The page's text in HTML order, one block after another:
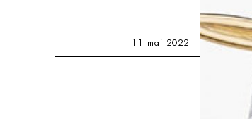
11 mai 2022